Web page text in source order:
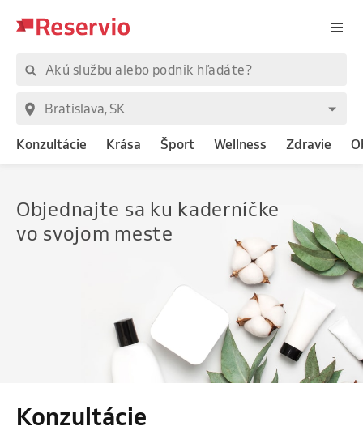
Konzultácie Krása Šport Wellness Zdravie
Objednajte sa ku kaderníčke
vo svojom meste
Konzultácie